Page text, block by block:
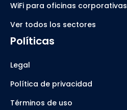
WiFi para oficinas corporativas
Ver todos los sectores
Políticas
Legal
Política de privacidad
Términos de uso